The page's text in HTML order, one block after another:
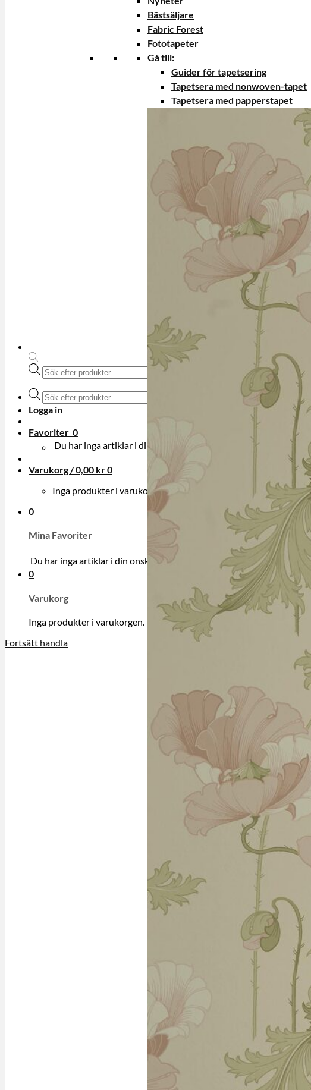
Produktsökning
Produktsökning
Logga in
Favoriter 0
Du har inga artiklar i din onskelista.
Varukorg /0,00 kr0
Inga produkter i varukorgen.
0
Mina Favoriter
Du har inga artiklar i din onskelista.
0
Varukorg
Inga produkter i varukorgen.
Fortsätt handla
Bästsäljare
Fabric Forest
Fototapeter
Gå till:
Guider för tapetsering
Tapetsera med nonwoven-tapet
Tapetsera med papperstapet